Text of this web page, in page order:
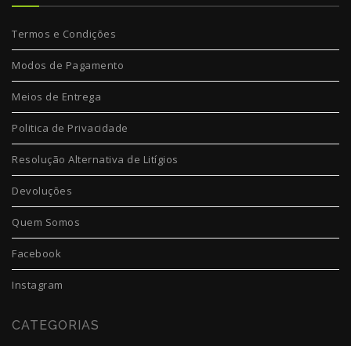
Termos e Condições
Modos de Pagamento
Meios de Entrega
Politica de Privacidade
Resolução Alternativa de Litígios
Devoluções
Quem Somos
Facebook
Instagram
CATEGORIAS